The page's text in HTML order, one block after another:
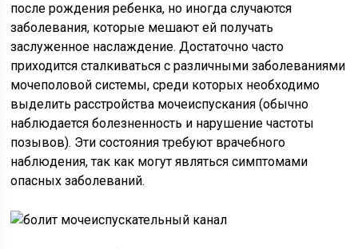
после рождения ребенка, но иногда случаются
заболевания, которые мешают ей получать
заслуженное наслаждение. Достаточно часто
приходится сталкиваться с различными заболеваниями
мочеполовой системы, среди которых необходимо
выделить расстройства мочеиспускания (обычно
наблюдается болезненность и нарушение частоты
позывов). Эти состояния требуют врачебного
наблюдения, так как могут являться симптомами
опасных заболеваний.